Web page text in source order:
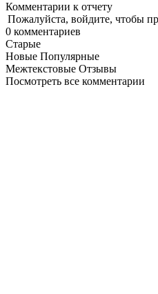
Комментарии к отчету
Пожалуйста, войдите, чтобы
0 комментариев
Старые
Новые Популярные
Межтекстовые Отзывы
Посмотреть все комментарии